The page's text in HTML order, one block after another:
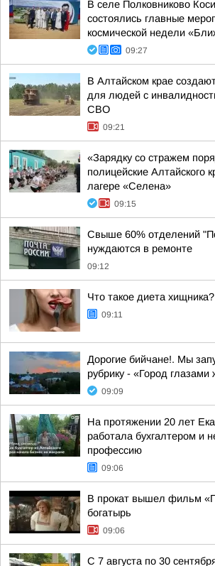
В селе Полковниково
состоялись главные
космической недели
09:27
В Алтайском крае
для людей с
СВО
09:21
«Зарядку со стражем
полицейские Алтайского
лагере «Селена»
09:15
Свыше 60% отделений
нуждаются в ремонте
09:12
Что такое диета хищника?
09:11
Дорогие бийчане!. Мы
рубрику - «Город глазами
09:09
На протяжении 20 лет
работала бухгалтером и
профессию
09:06
В прокат вышел фильм
богатырь
09:06
С 7 августа по 30